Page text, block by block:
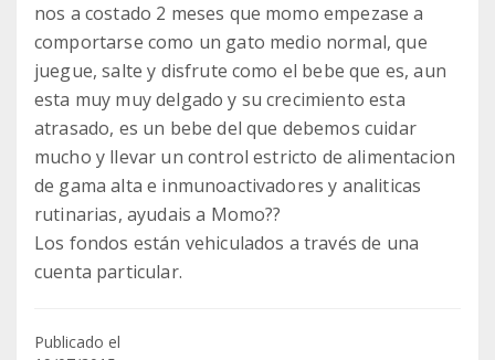
nos a costado 2 meses que momo empezase a
comportarse como un gato medio normal, que
juegue, salte y disfrute como el bebe que es, aun
esta muy muy delgado y su crecimiento esta
atrasado, es un bebe del que debemos cuidar
mucho y llevar un control estricto de alimentacion
de gama alta e inmunoactivadores y analiticas
rutinarias, ayudais a Momo??
Los fondos están vehiculados a través de una
cuenta particular.
Publicado el